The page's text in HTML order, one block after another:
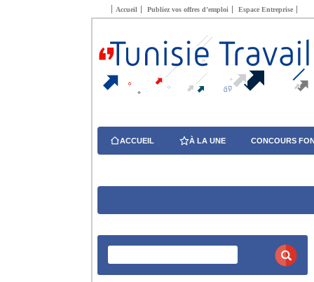
Accueil Publiez vos offres d’emploi Espace Entreprise
ACCUEIL À LA UNE CONCOURS